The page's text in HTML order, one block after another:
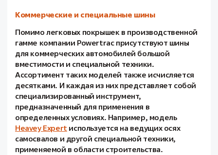
Коммерческие и специальные шины
Помимо легковых покрышек в производственной
гамме компании Powertrac присутствуют шины
для коммерческих автомобилей большой
вместимости и специальной техники.
Ассортимент таких моделей также исчисляется
десятками. И каждая из них представляет собой
специализированный инструмент,
предназначенный для применения в
определенных условиях. Например, модель
Heavey Expert используется на ведущих осях
самосвалов и другой специальной техники,
применяемой в области строительства.